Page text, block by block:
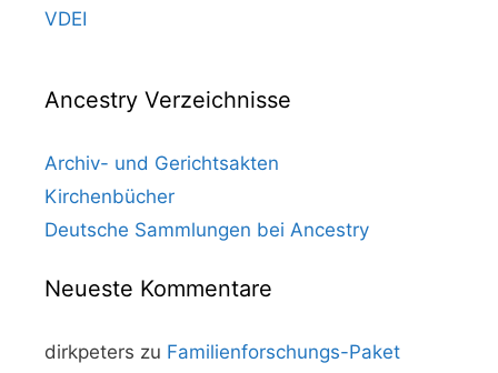
VDEI
Ancestry Verzeichnisse
Archiv- und Gerichtsakten
Kirchenbücher
Deutsche Sammlungen bei Ancestry
Neueste Kommentare
dirkpeters zu Familienforschungs-Paket